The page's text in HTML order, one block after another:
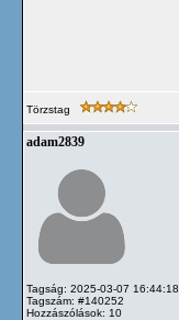
Törzstag
adam2839
Tagság: 2025-03-07 16:44:18
Tagszám: #140252
Hozzászólások: 10